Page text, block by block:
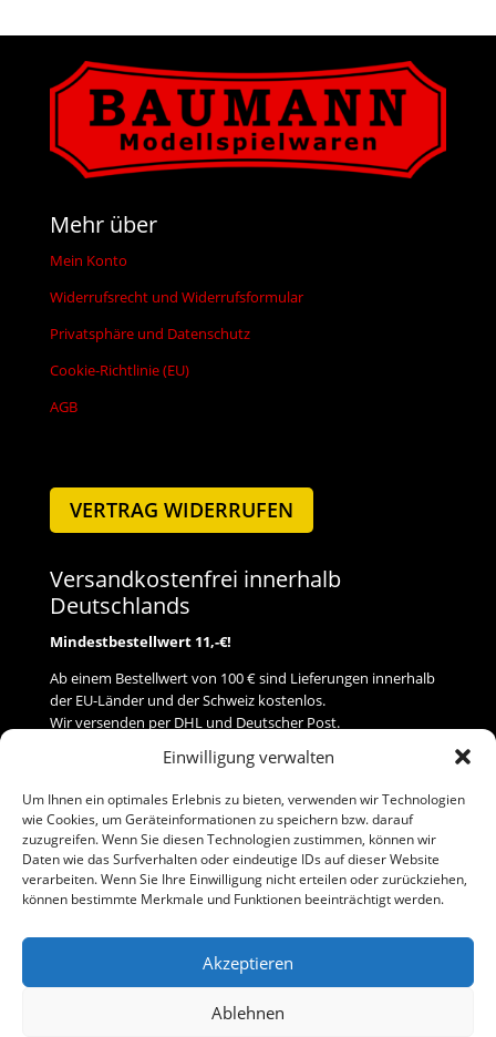
Einwilligung verwalten
Um Ihnen ein optimales Erlebnis zu bieten, verwenden wir Technologien
wie Cookies, um Geräteinformationen zu speichern bzw. darauf
zuzugreifen. Wenn Sie diesen Technologien zustimmen, können wir
Daten wie das Surfverhalten oder eindeutige IDs auf dieser Website
verarbeiten. Wenn Sie Ihre Einwilligung nicht erteilen oder zurückziehen,
können bestimmte Merkmale und Funktionen beeinträchtigt werden.
Akzeptieren
Ablehnen
Mehr über
Mein Konto
Widerrufsrecht und Widerrufsformular
Privatsphäre und Datenschutz
Cookie-Richtlinie (EU)
AGB
VERTRAG WIDERRUFEN
Versandkostenfrei innerhalb
Deutschlands
Mindestbestellwert 11,-€!
Ab einem Bestellwert von 100 € sind Lieferungen innerhalb
der EU-Länder und der Schweiz kostenlos.
Wir versenden per DHL und Deutscher Post.
Versand
Zahlung
Baumann Modellspielwaren
Telefon (0 91 61) 33 84